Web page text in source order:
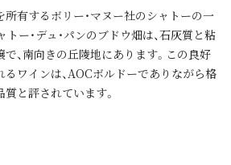
有するボリー・マヌー社のシャトーの一
ー・デュ・パンのブドウ畑は、石灰質と粘
、南向きの丘陵地にあります。この良好
ワインは、AOCボルドーでありながら格
と評されています。